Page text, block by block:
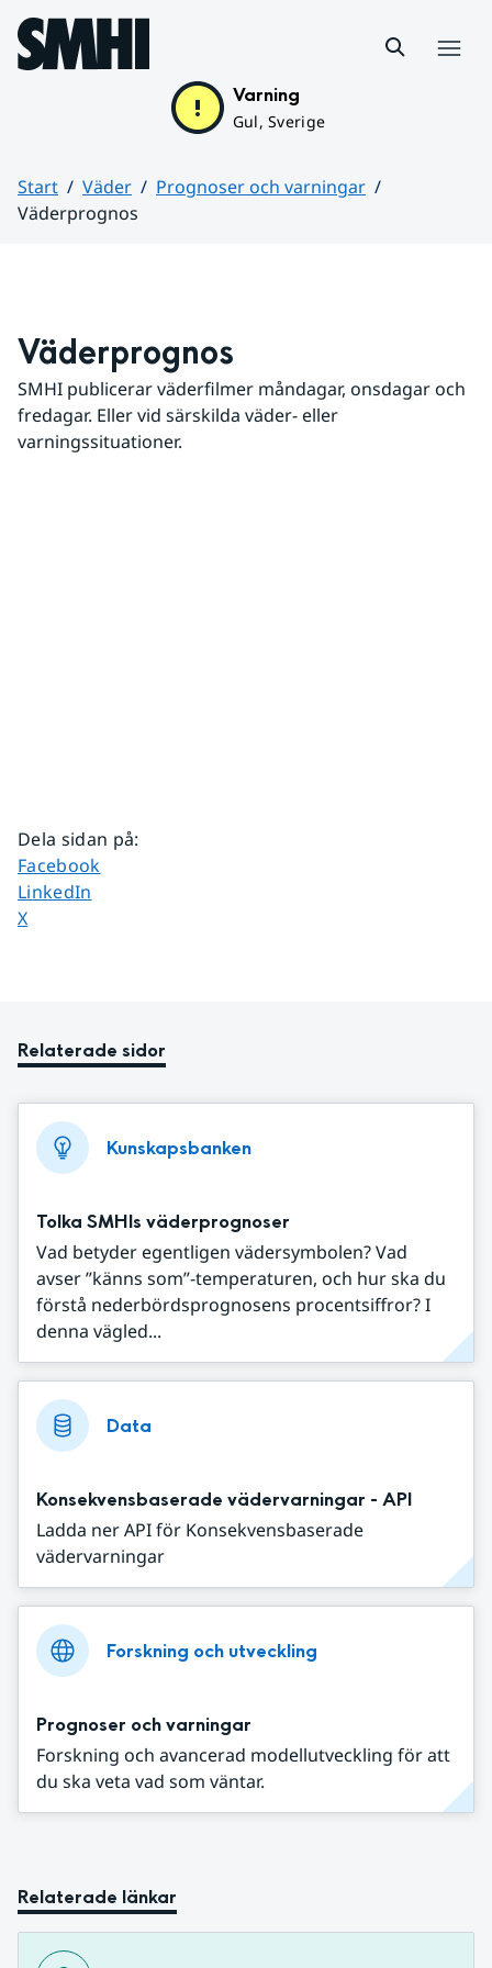
Hoppa till sidans innehåll
Varning
Gul, Sverige
Start Väder
Prognoser och varningar
Väderprognos
Väderprognos
SMHI publicerar väderfilmer måndagar, onsdagar och
fredagar. Eller vid särskilda väder- eller
varningssituationer.
Dela sidan på:
Dela sidan på
Facebook
Dela sidan på
LinkedIn
Dela sidan på
X
Relaterade sidor
Kunskapsbanken
Tolka SMHIs väderprognoser
Vad betyder egentligen vädersymbolen? Vad
avser ”känns som”-temperaturen, och hur ska du
förstå nederbördsprognosens procentsiffror? I
denna vägled...
Data
Konsekvensbaserade vädervarningar - API
Ladda ner API för Konsekvensbaserade
vädervarningar
Forskning och utveckling
Prognoser och varningar
Forskning och avancerad modellutveckling för att
du ska veta vad som väntar.
Relaterade länkar